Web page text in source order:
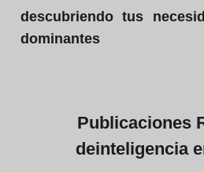
descubriendo tus
dominantes
Publicaciones
deinteligencia